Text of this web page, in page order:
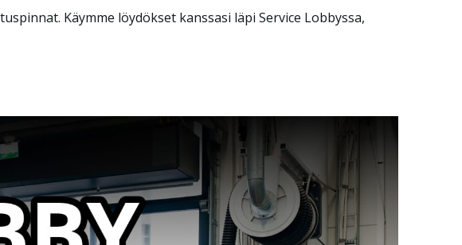
Käymme löydökset kanssasi läpi Service Lobbyssa,